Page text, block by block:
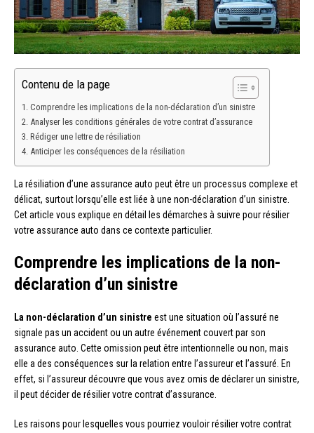
Contenu de la page
Comprendre les implications de la non-déclaration d’un sinistre
Analyser les conditions générales de votre contrat d’assurance
Rédiger une lettre de résiliation
Anticiper les conséquences de la résiliation
La résiliation d’une assurance auto peut être un processus complexe et
délicat, surtout lorsqu’elle est liée à une non-déclaration d’un sinistre.
Cet article vous explique en détail les démarches à suivre pour résilier
votre assurance auto dans ce contexte particulier.
Comprendre les implications de la non-
déclaration d’un sinistre
La non-déclaration d’un sinistre est une situation où l’assuré ne
signale pas un accident ou un autre événement couvert par son
assurance auto. Cette omission peut être intentionnelle ou non, mais
elle a des conséquences sur la relation entre l’assureur et l’assuré. En
effet, si l’assureur découvre que vous avez omis de déclarer un sinistre,
il peut décider de résilier votre contrat d’assurance.
Les raisons pour lesquelles vous pourriez vouloir résilier votre contrat